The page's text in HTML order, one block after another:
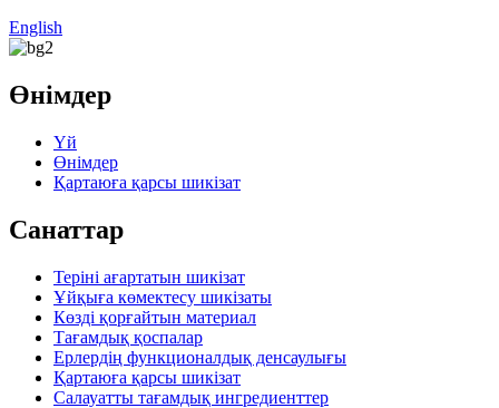
English
Өнімдер
Үй
Өнімдер
Қартаюға қарсы шикізат
Санаттар
Теріні ағартатын шикізат
Ұйқыға көмектесу шикізаты
Көзді қорғайтын материал
Тағамдық қоспалар
Ерлердің функционалдық денсаулығы
Қартаюға қарсы шикізат
Салауатты тағамдық ингредиенттер